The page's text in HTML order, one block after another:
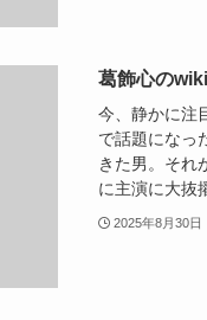
葛飾心の
今、静かに注
で話題になっ
きた男。それ
に主演に大抜
2025年8月30日